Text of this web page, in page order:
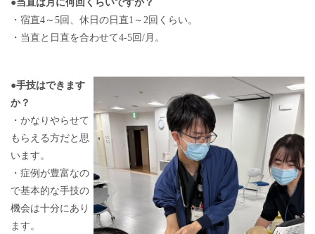
・宿直4～5回、休日の日直1～2回くらい。
・当直と日直を合わせて4-5回/月。
●手技はできます
か？
・かなりやらせて
もらえる方だと思
います。
・症例が豊富なの
で基本的な手技の
機会は十分にあり
ます。